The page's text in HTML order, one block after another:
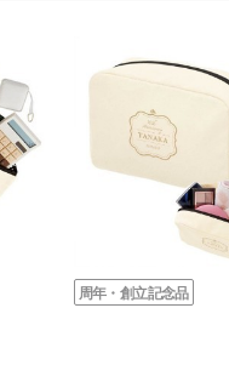
周年・創立記念品